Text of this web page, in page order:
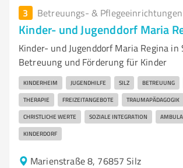
3 Betreuungs- & Pflegeeinrichtungen
Kinder- und Jugenddorf Maria
Kinder- und Jugenddorf Maria Regina in
Betreuung und Förderung für Kinder
KINDERHEIM JUGENDHILFE SILZ BETREUUNG
THERAPIE FREIZEITANGEBOTE TRAUMAPÄDAGOGIK
CHRISTLICHE WERTE SOZIALE INTEGRATION
KINDERDORF
Marienstraße 8, 76857 Silz